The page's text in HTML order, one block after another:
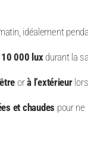
idéalement
10 000 luxdurant la
orà l’extérieur
et chaudes pour